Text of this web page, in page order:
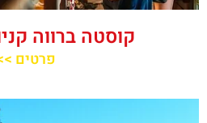
קוסטה ברווה
פרטים